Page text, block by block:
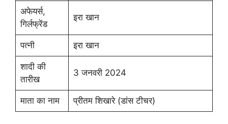
अफेयर्स,
गिर्लफ्रेंड
इरा खान
पत्नी इरा खान
शादी की
तारीख
3 जनवरी 2024
माता का नाम प्रीतम शिखारे (डांस टीचर)